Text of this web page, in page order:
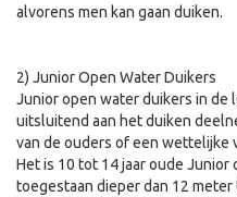
alvorens men kan gaan duiken.
2) Junior Open Water Duikers
Junior open water duikers in de
uitsluitend aan het duiken
van de ouders of een wettelijke
Het is 10 tot 14 jaar oude
toegestaan dieper dan 12 meter